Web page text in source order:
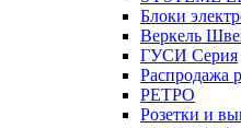
Блоки
Веркель
ГУСИ Серия
Распродажа
РЕТРО
Розетки и